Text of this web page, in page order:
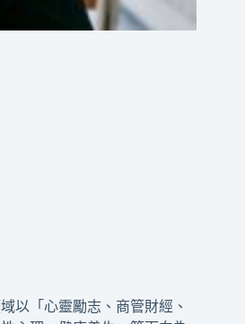
以「心靈勵志、商管財經、